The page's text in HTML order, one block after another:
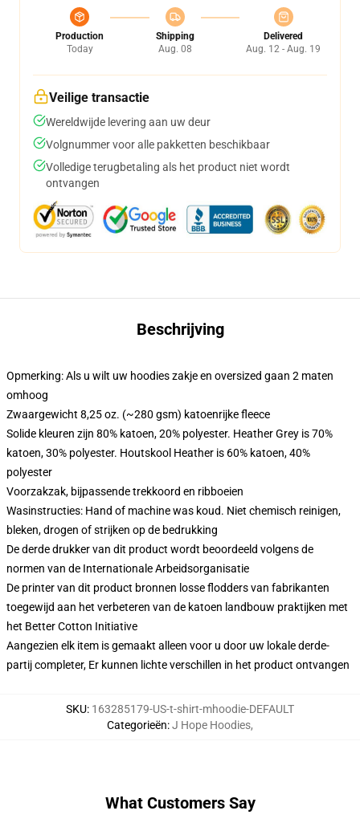
Production
Today
Shipping
Aug. 08
Delivered
Aug. 12 - Aug. 19
Veilige transactie
Wereldwijde levering aan uw deur
Volgnummer voor alle pakketten beschikbaar
Volledige terugbetaling als het product niet wordt
ontvangen
Beschrijving
Opmerking: Als u wilt uw hoodies zakje en oversized gaan 2 maten
omhoog
Zwaargewicht 8,25 oz. (~280 gsm) katoenrijke fleece
Solide kleuren zijn 80% katoen, 20% polyester. Heather Grey is 70%
katoen, 30% polyester. Houtskool Heather is 60% katoen, 40%
polyester
Voorzakzak, bijpassende trekkoord en ribboeien
Wasinstructies: Hand of machine was koud. Niet chemisch reinigen,
bleken, drogen of strijken op de bedrukking
De derde drukker van dit product wordt beoordeeld volgens de
normen van de Internationale Arbeidsorganisatie
De printer van dit product bronnen losse flodders van fabrikanten
toegewijd aan het verbeteren van de katoen landbouw praktijken met
het Better Cotton Initiative
Aangezien elk item is gemaakt alleen voor u door uw lokale derde-
partij completer, Er kunnen lichte verschillen in het product ontvangen
SKU: 163285179-US-t-shirt-mhoodie-DEFAULT
Categorieën:J Hope Hoodies,
What Customers Say